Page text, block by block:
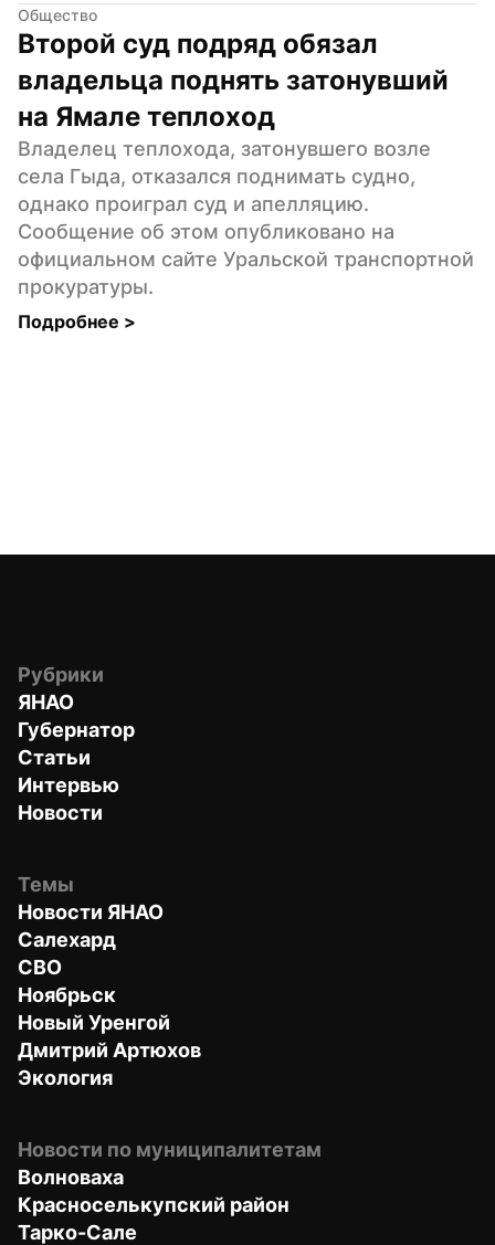
Общество
Второй суд подряд обязал
владельца поднять затонувший
на Ямале теплоход
Владелец теплохода, затонувшего возле
села Гыда, отказался поднимать судно,
однако проиграл суд и апелляцию.
Сообщение об этом опубликовано на
официальном сайте Уральской транспортной
прокуратуры.
Подробнее >
Рубрики
ЯНАО
Губернатор
Статьи
Интервью
Новости
Темы
Новости ЯНАО
Салехард
СВО
Ноябрьск
Новый Уренгой
Дмитрий Артюхов
Экология
Новости по муниципалитетам
Волноваха
Красноселькупский район
Тарко-Сале